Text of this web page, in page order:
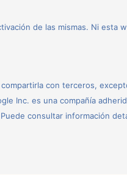
de las mismas. Ni esta
con terceros,
Inc. es una compañía
consultar información